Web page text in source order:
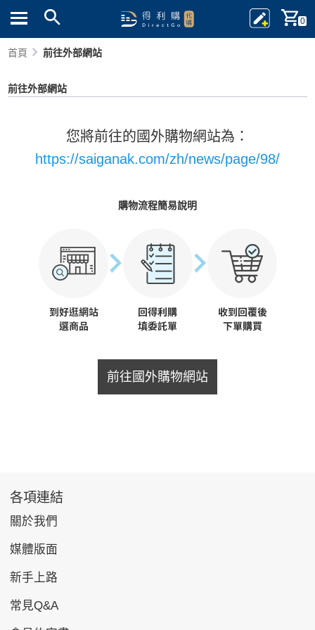
0
首頁 前往外部網站
前往外部網站
您將前往的國外購物網站為：
https://saiganak.com/zh/news/page/98/
購物流程簡易說明
前往國外購物網站
各項連結
關於我們
媒體版面
新手上路
常見Q&A